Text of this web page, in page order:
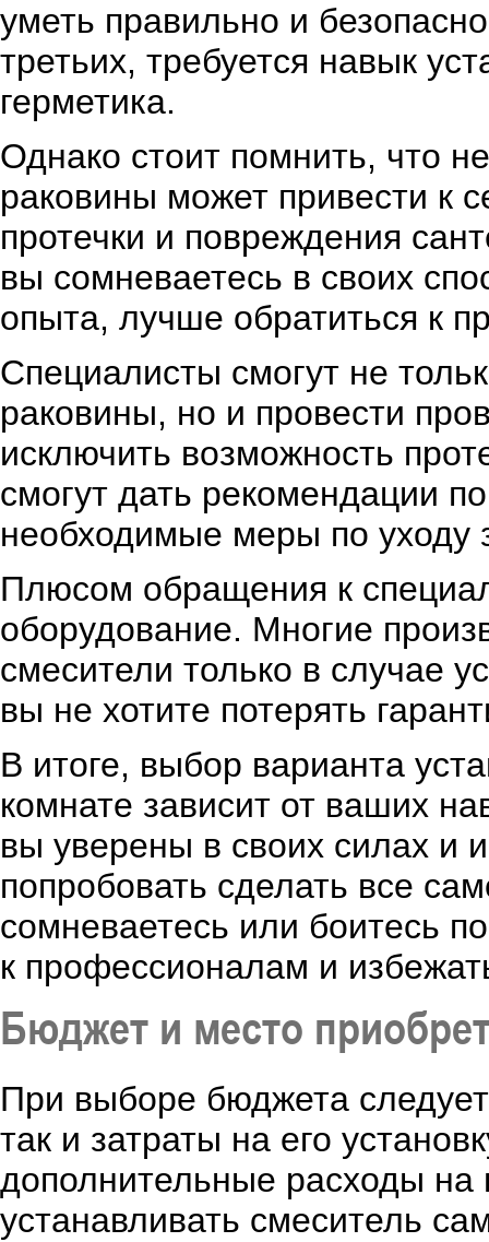
уметь правильно и
третьих, требуется навык
герметика.
Однако стоит помнить, что
раковины может привести к
протечки и повреждения
вы сомневаетесь в своих
опыта, лучше обратиться к
Специалисты смогут не
раковины, но и провести
исключить возможность
смогут дать рекомендации
необходимые меры по уходу
Плюсом обращения к
оборудование. Многие
смесители только в случае
вы не хотите потерять
В итоге, выбор варианта
комнате зависит от ваших
вы уверены в своих силах и
попробовать сделать все
сомневаетесь или боитесь
к профессионалам и
Бюджет и место
При выборе бюджета
так и затраты на его
дополнительные расходы на
устанавливать смеситель